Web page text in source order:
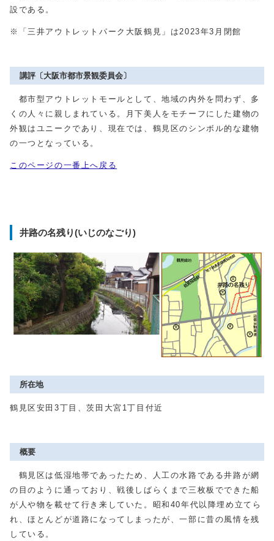
設である。
※「三井アウトレットパーク大阪鶴見」は2023年3月閉館
講評〔大阪市都市景観委員会〕
都市型アウトレットモールとして、地域の内外を問わず、多
くの人々に親しまれている。月下美人をモチーフにした建物の
外観はユニークであり、現在では、鶴見区のシンボル的な建物
の一つとなっている。
このページの一番上へ戻る
井路の名残り(いじのなごり)
所在地
鶴見区安田3丁目、茨田大宮1丁目付近
概要
鶴見区は低湿地帯であったため、人工の水路である井路が網
の目のように通っており、戦後しばらくまで三枚板でできた船
が人や物を載せて行き来していた。昭和40年代以降埋め立てら
れ、ほとんどが道路になってしまったが、一部に昔の風情を残
している。